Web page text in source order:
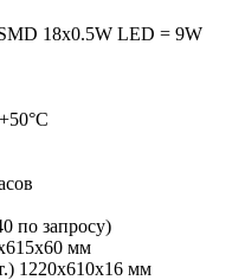
18х0.5W LED = 9W
по запросу)
мм
1220х610х16 мм